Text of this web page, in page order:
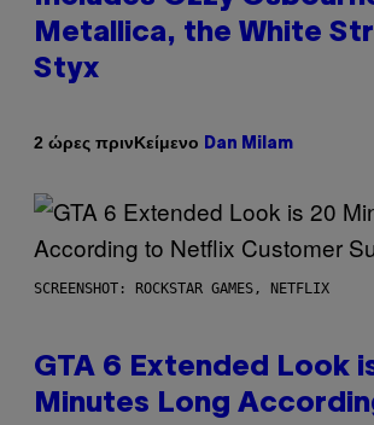
Metallica, the White
Styx
2 ώρες πρινΚείμενο Dan Milam
SCREENSHOT: ROCKSTAR GAMES, NETFLIX
GTA 6 Extended Look
Minutes Long